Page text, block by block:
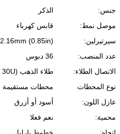
جنس:
الذكر
موصل نمط:
قابس كهرباء
سيرتيرلين:
2.16mm (0.85in)
عدد المنصب:
36 دبوس
الاتصال الطلاء:
طلاء الذهب (1U "، 3U"، 5U "، 10U"، 15U "، 30U")
نوع المحطات
محطات مستقيمة
عازل اللون:
أسود أو أزرق
محمية:
نعم فعلا